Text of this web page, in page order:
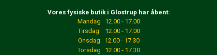
Vores fysiske butik i Glostrup har åbent:
Mandag 12.00 - 17.00
Tirsdag 12.00 - 17.00
Onsdag 12.00 - 17.30
Torsdag 12.00 - 17.30